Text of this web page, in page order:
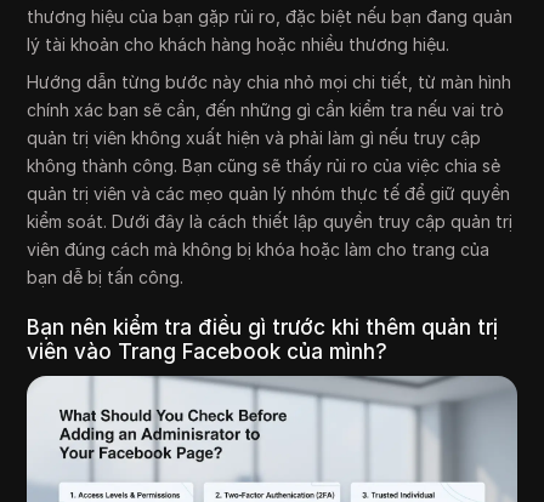
thương hiệu của bạn gặp rủi ro, đặc biệt nếu bạn đang quản
lý tài khoản cho khách hàng hoặc nhiều thương hiệu.
Hướng dẫn từng bước này chia nhỏ mọi chi tiết, từ màn hình
chính xác bạn sẽ cần, đến những gì cần kiểm tra nếu vai trò
quản trị viên không xuất hiện và phải làm gì nếu truy cập
không thành công. Bạn cũng sẽ thấy rủi ro của việc chia sẻ
quản trị viên và các mẹo quản lý nhóm thực tế để giữ quyền
kiểm soát. Dưới đây là cách thiết lập quyền truy cập quản trị
viên đúng cách mà không bị khóa hoặc làm cho trang của
bạn dễ bị tấn công.
Bạn nên kiểm tra điều gì trước khi thêm quản trị
viên vào Trang Facebook của mình?